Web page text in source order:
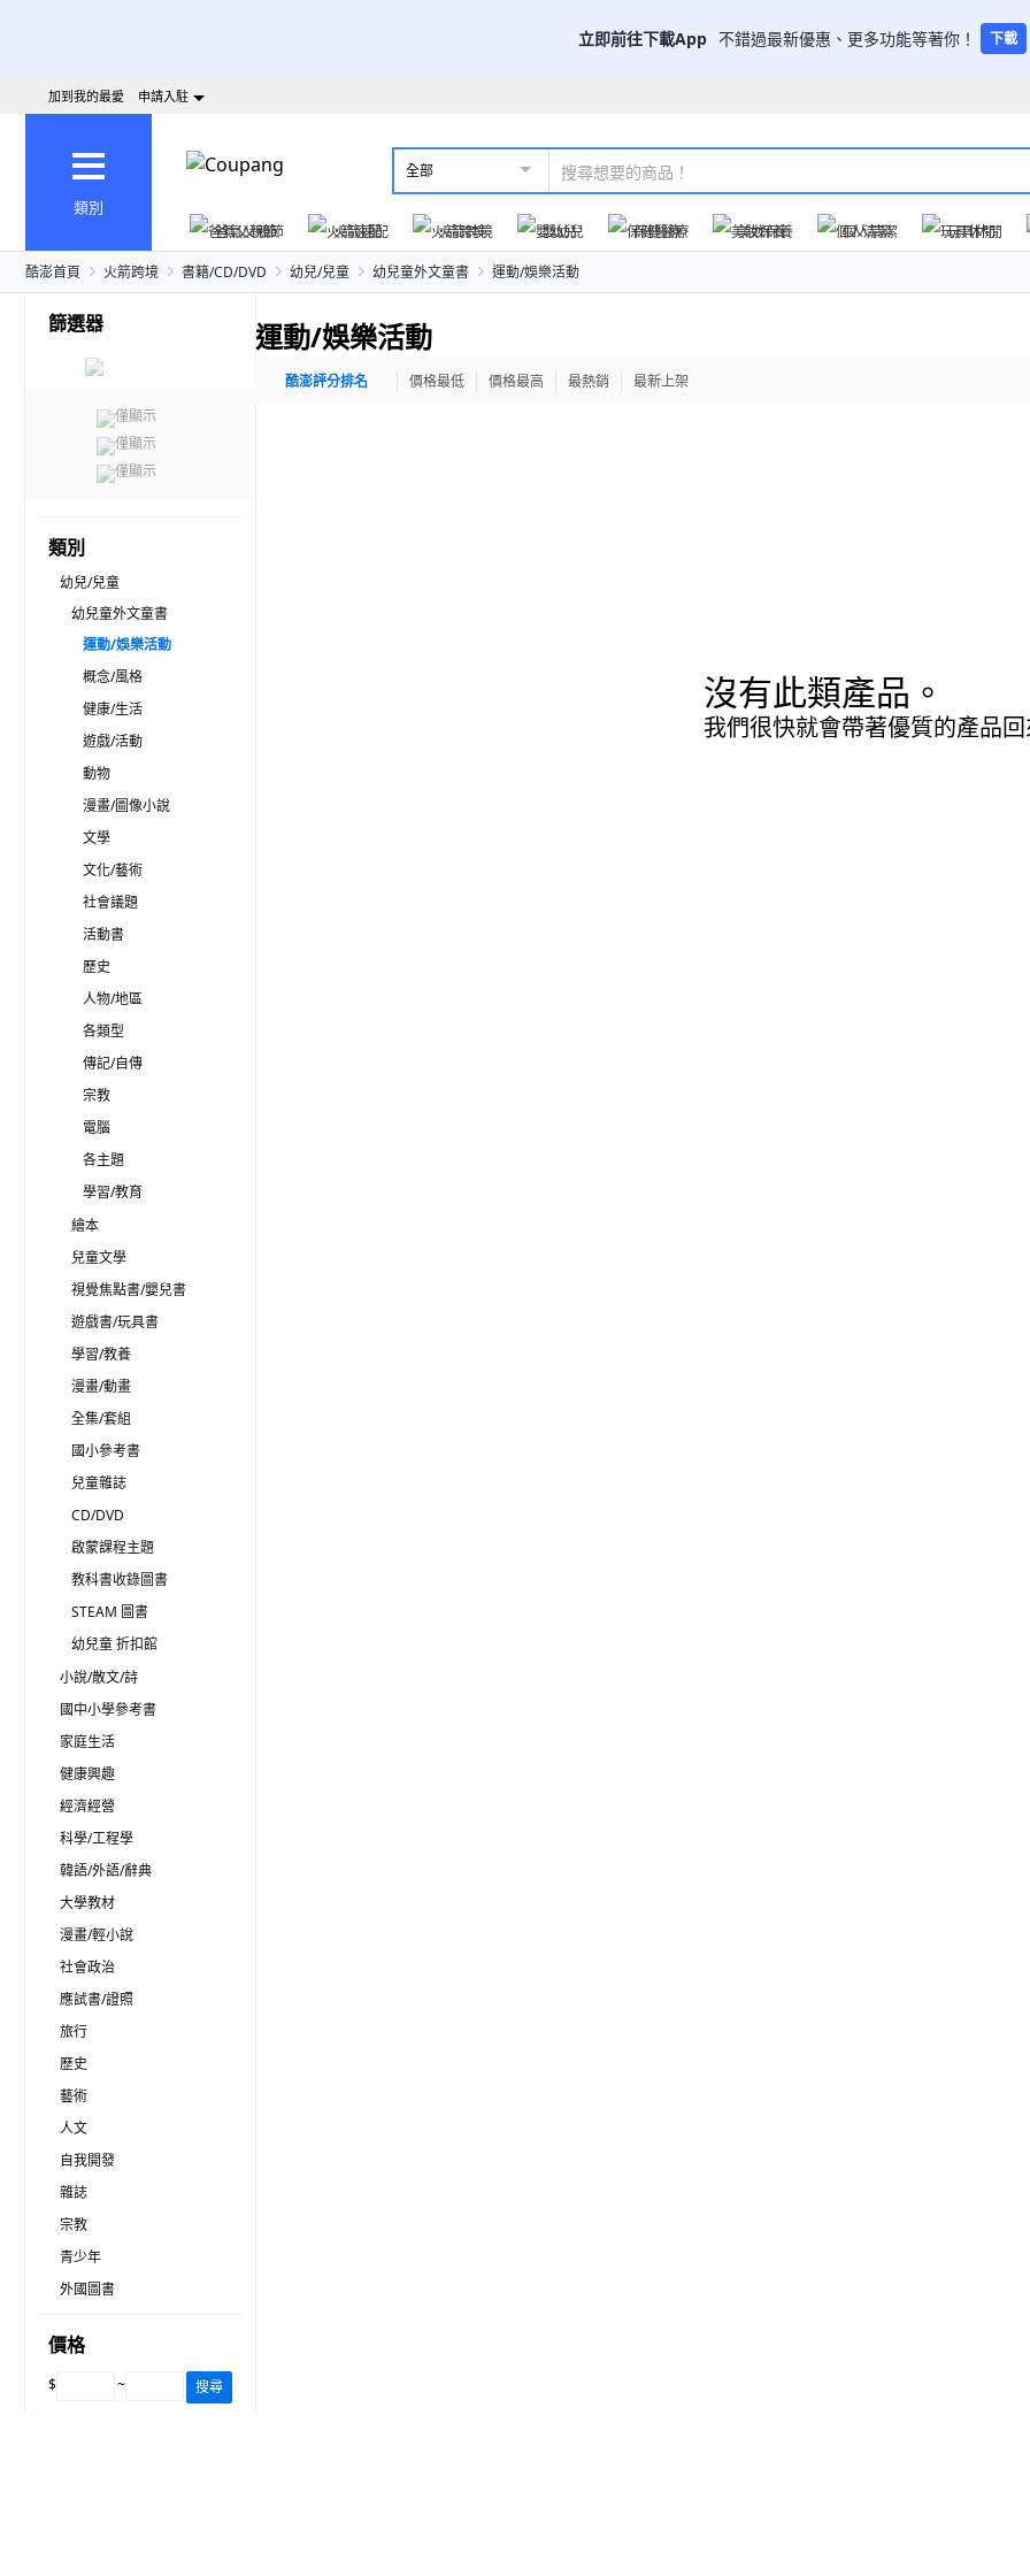
立即前往下載App 不錯過最新優惠、更多功能等著你！ 下載
加到我的最愛 申請入駐
類別
全部
爸氣父親節 火箭速配 火箭跨境 嬰幼兒 保健醫療 美妝保養 個人清潔 玩具休閒
酷澎首頁 火箭跨境 書籍/CD/DVD 幼兒/兒童 幼兒童外文童書 運動/娛樂活動
篩選器
僅顯示
僅顯示
僅顯示
類別
幼兒/兒童
幼兒童外文童書
運動/娛樂活動
概念/風格
健康/生活
遊戲/活動
動物
漫畫/圖像小說
文學
文化/藝術
社會議題
活動書
歷史
人物/地區
各類型
傳記/自傳
宗教
電腦
各主題
學習/教育
繪本
兒童文學
視覺焦點書/嬰兒書
遊戲書/玩具書
學習/教養
漫畫/動畫
全集/套組
國小參考書
兒童雜誌
CD/DVD
啟蒙課程主題
教科書收錄圖書
STEAM 圖書
幼兒童 折扣館
小說/散文/詩
國中小學參考書
家庭生活
健康興趣
經濟經營
科學/工程學
韓語/外語/辭典
大學教材
漫畫/輕小說
社會政治
應試書/證照
旅行
歷史
藝術
人文
自我開發
雜誌
宗教
青少年
外國圖書
價格
$ ~ 搜尋
運動/娛樂活動
酷澎評分排名 價格最低 價格最高 最熱銷 最新上架
沒有此類產品。
我們很快就會帶著優質的產品